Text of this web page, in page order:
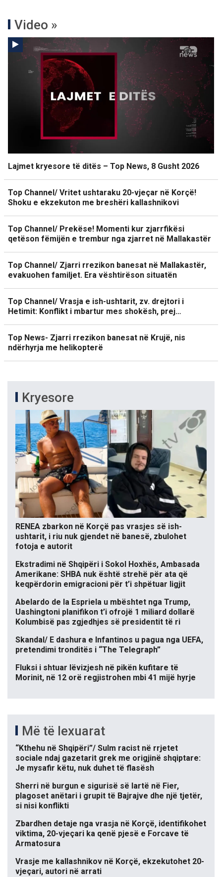
Video »
Lajmet kryesore të ditës – Top News, 8 Gusht 2026
Top Channel/ Vritet ushtaraku 20-vjeçar në Korçë!
Shoku e ekzekuton me breshëri kallashnikovi
Top Channel/ Prekëse! Momenti kur zjarrfikësi
qetëson fëmijën e trembur nga zjarret në Mallakastër
Top Channel/ Zjarri rrezikon banesat në Mallakastër,
evakuohen familjet. Era vështirëson situatën
Top Channel/ Vrasja e ish-ushtarit, zv. drejtori i
Hetimit: Konflikt i mbartur mes shokësh, prej…
Top News- Zjarri rrezikon banesat në Krujë, nis
ndërhyrja me helikopterë
Kryesore
RENEA zbarkon në Korçë pas vrasjes së ish-
ushtarit, i riu nuk gjendet në banesë, zbulohet
fotoja e autorit
Ekstradimi në Shqipëri i Sokol Hoxhës, Ambasada
Amerikane: SHBA nuk është strehë për ata që
keqpërdorin emigracioni për t’i shpëtuar ligjit
Abelardo de la Espriela u mbështet nga Trump,
Uashingtoni planifikon t’i ofrojë 1 miliard dollarë
Kolumbisë pas zgjedhjes së presidentit të ri
Skandal/ E dashura e Infantinos u pagua nga UEFA,
pretendimi tronditës i “The Telegraph”
Fluksi i shtuar lëvizjesh në pikën kufitare të
Morinit, në 12 orë regjistrohen mbi 41 mijë hyrje
Më të lexuarat
“Kthehu në Shqipëri”/ Sulm racist në rrjetet
sociale ndaj gazetarit grek me origjinë shqiptare:
Je mysafir këtu, nuk duhet të flasësh
Sherri në burgun e sigurisë së lartë në Fier,
plagoset anëtari i grupit të Bajrajve dhe një tjetër,
si nisi konflikti
Zbardhen detaje nga vrasja në Korçë, identifikohet
viktima, 20-vjeçari ka qenë pjesë e Forcave të
Armatosura
Vrasje me kallashnikov në Korçë, ekzekutohet 20-
vjeçari, autori në arrati